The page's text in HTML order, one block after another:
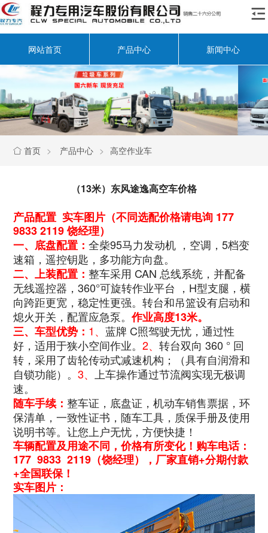

网站首页 产品中心 新闻中心
 首页 > 产品中心 > 高空作业车
（13米）东风途逸高空车价格
产品配置 实车图片（不同选配价格请电询 177
9833 2119 饶经理）
一、底盘配置：全柴95马力发动机 ，空调，5档变
速箱，遥控钥匙，多功能方向盘。
二、上装配置：整车采用 CAN 总线系统，并配备
无线遥控器，360°可旋转作业平台 ，H型支腿，横
向跨距更宽，稳定性更强。转台和吊篮设有启动和
熄火开关，配置应急泵。作业高度13米。
三、车型优势： 1、蓝牌 C照驾驶无忧，通过性
好，适用于狭小空间作业。2、转台双向 360 ° 回
转，采用了齿轮传动式减速机构；（具有自润滑和
自锁功能）。3、
上车操作通过节流阀实现无极调
速。
随车手续：整车证，底盘证，机动车销售票据，环
保清单，一致性证书，随车工具，质保手册及使用
说明书等。让您上户无忧，方便快捷！
车辆配置及用途不同，价格有所变化！购车电话：
177 9833 2119（饶经理），厂家直销+分期付款
+全国联保！
实车图片：